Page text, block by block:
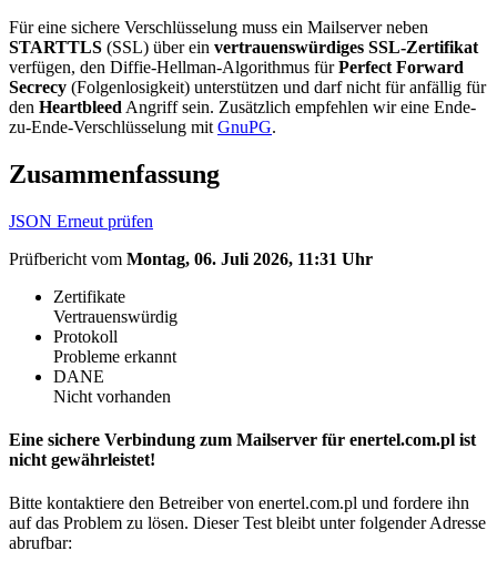
Für eine sichere Verschlüsselung muss ein Mailserver neben
STARTTLS (SSL) über ein vertrauenswürdiges SSL-Zertifikat
verfügen, den Diffie-Hellman-Algorithmus fürPerfect Forward
Secrecy (Folgenlosigkeit) unterstützen und darf nicht für anfällig für
den Heartbleed Angriff sein. Zusätzlich empfehlen wir eine Ende-
zu-Ende-Verschlüsselung mit GnuPG.
Zusammenfassung
JSON Erneut prüfen
Prüfbericht vom Montag, 06. Juli 2026, 11:31 Uhr
Zertifikate
Vertrauenswürdig
Protokoll
Probleme erkannt
DANE
Nicht vorhanden
Eine sichere Verbindung zum Mailserver für enertel.com.pl ist
nicht gewährleistet!
Bitte kontaktiere den Betreiber von enertel.com.pl und fordere ihn
auf das Problem zu lösen. Dieser Test bleibt unter folgender Adresse
abrufbar: